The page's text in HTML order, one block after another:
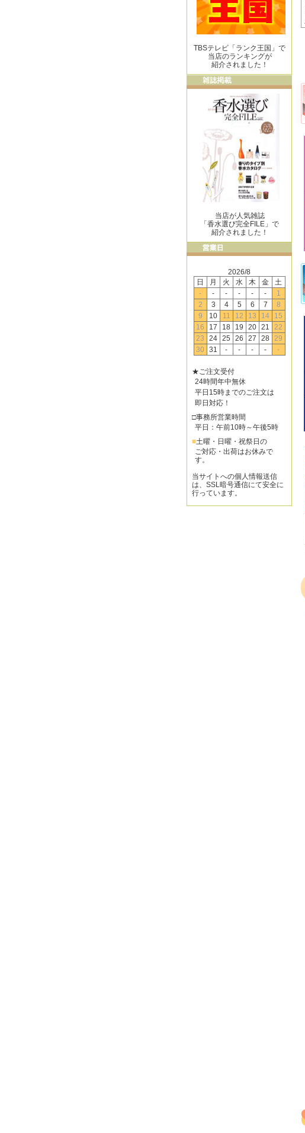
TBSテレビ「ランク王国」で
当店のランキングが
紹介されました！
当店が人気雑誌
「香水選び完全FILE」で
紹介されました！
2026/8
日
月 火 水 木 金
土
-
- - - - -
1
2
3 4 5 6 7
8
9
10 11 12 13 14
15
16
17 18 19 20 21
22
23
24 25 26 27 28 29
30
31 - - - - -
★ご注文受付
24時間年中無休
平日15時までのご注文は
即日対応！
□事務所営業時間
平日：午前10時～午後5時
■土曜・日曜・祝祭日の
ご対応・出荷はお休みで
す。
当サイトへの個人情報送信
は、SSL暗号通信にて安全に
行っています。